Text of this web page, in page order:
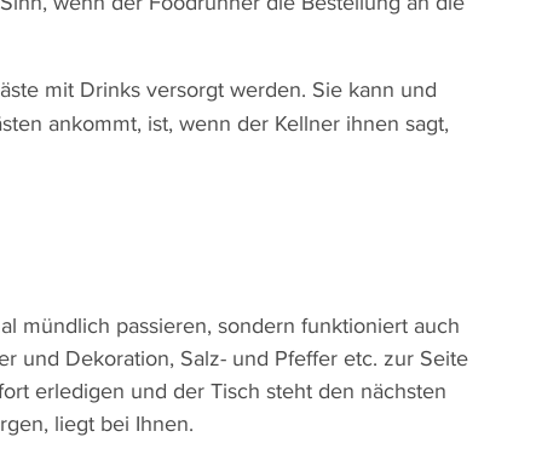
mit Drinks versorgt werden. Sie kann und
ankommt, ist, wenn der Kellner ihnen sagt,
mündlich passieren, sondern funktioniert auch
und Dekoration, Salz- und Pfeffer etc. zur Seite
erledigen und der Tisch steht den nächsten
liegt bei Ihnen.